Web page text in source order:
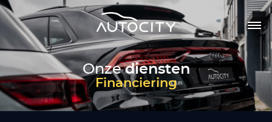
Onzediensten
Financiering